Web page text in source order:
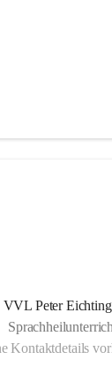
VVL Peter
Kontaktdetails